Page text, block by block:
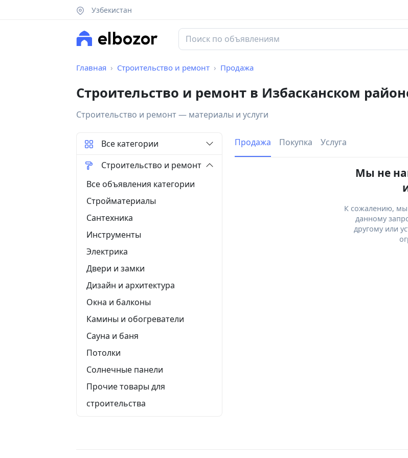
Узбекистан
Главная Строительство и ремонт Продажа
Строительство и ремонт в Избасканском
Строительство и ремонт — материалы и услуги
Продажа Покупка Услуга
Мы не
К сожалению,
данному
другому или
Все категории
Строительство и ремонт
Все объявления категории
Стройматериалы
Сантехника
Инструменты
Электрика
Двери и замки
Дизайн и архитектура
Окна и балконы
Камины и обогреватели
Сауна и баня
Потолки
Солнечные панели
Прочие товары для
строительства